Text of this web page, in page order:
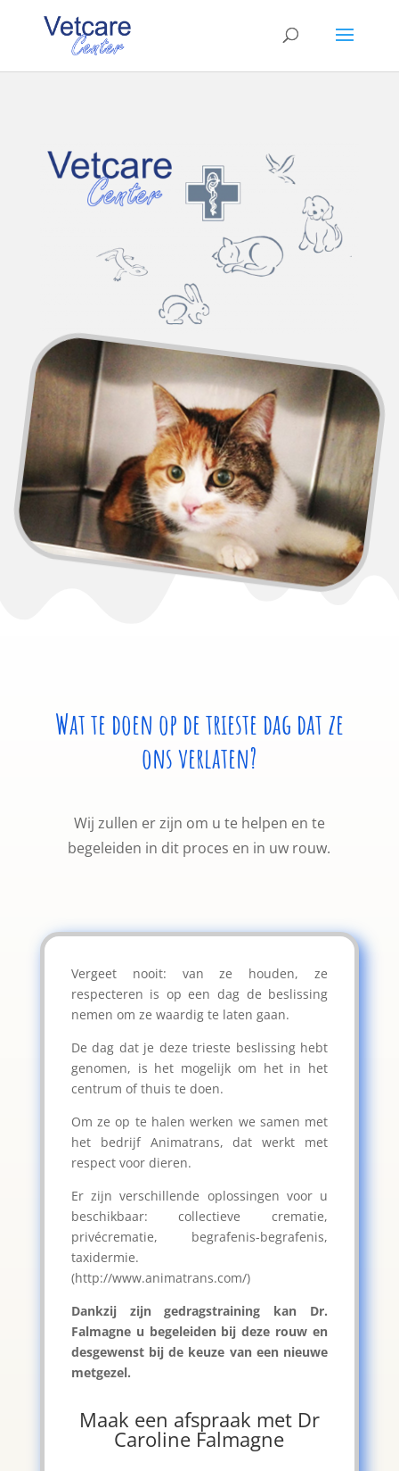
Wat te doen op de trieste dag dat ze
ons verlaten?
Wij zullen er zijn om u te helpen en te
begeleiden in dit proces en in uw rouw.
Vergeet nooit: van ze houden, ze
respecteren is op een dag de beslissing
nemen om ze waardig te laten gaan.
De dag dat je deze trieste beslissing hebt
genomen, is het mogelijk om het in het
centrum of thuis te doen.
Om ze op te halen werken we samen met
het bedrijf Animatrans, dat werkt met
respect voor dieren.
Er zijn verschillende oplossingen voor u
beschikbaar: collectieve crematie,
privécrematie, begrafenis-begrafenis,
taxidermie.
(http://www.animatrans.com/)
Dankzij zijn gedragstraining kan Dr.
Falmagne u begeleiden bij deze rouw en
desgewenst bij de keuze van een nieuwe
metgezel.
Maak een afspraak met Dr
Caroline Falmagne